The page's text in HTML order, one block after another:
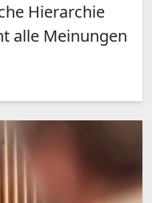
Hierarchie
alle Meinungen